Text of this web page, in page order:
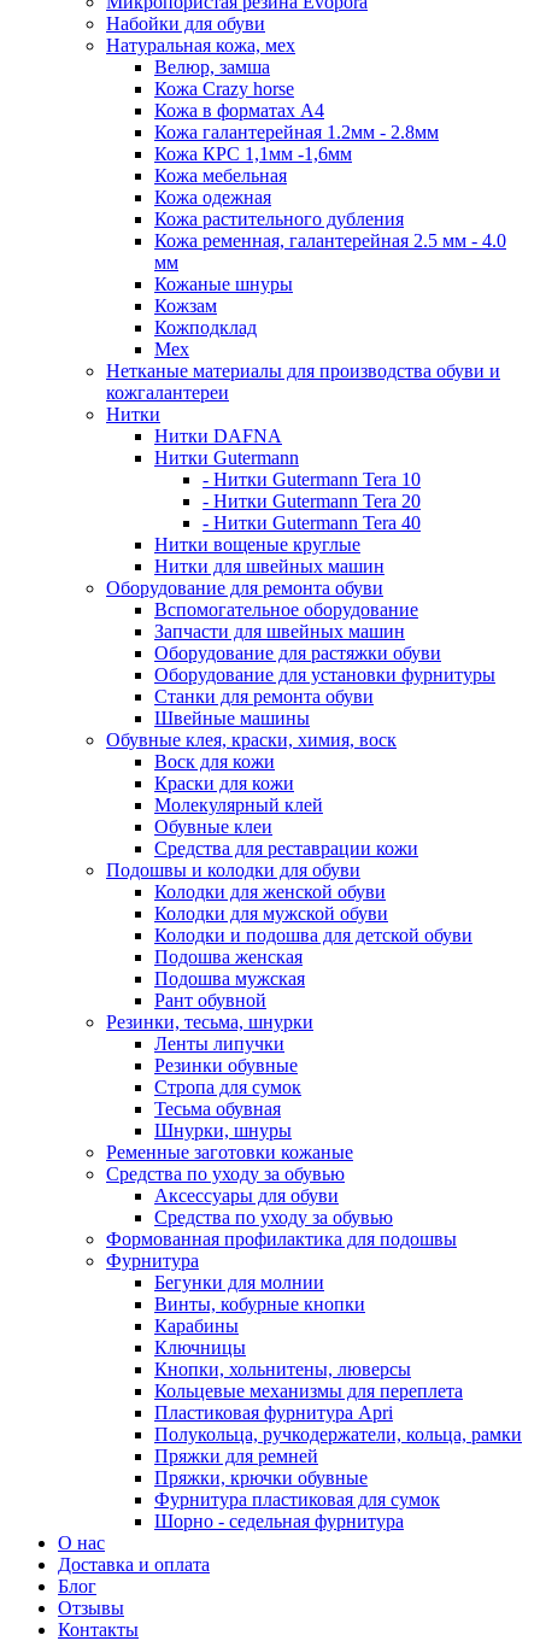
Набойки для обуви
Натуральная кожа, мех
Велюр, замша
Кожа Crazy horse
Кожа в форматах А4
Кожа галантерейная 1.2мм - 2.8мм
Кожа КРС 1,1мм -1,6мм
Кожа мебельная
Кожа одежная
Кожа растительного дубления
Кожа ременная, галантерейная 2.5 мм - 4.0
мм
Кожаные шнуры
Кожзам
Кожподклад
Мех
Нетканые материалы для производства обуви и
кожгалантереи
Нитки
Нитки DAFNA
Нитки Gutermann
- Нитки Gutermann Tera 10
- Нитки Gutermann Tera 20
- Нитки Gutermann Tera 40
Нитки вощеные круглые
Нитки для швейных машин
Оборудование для ремонта обуви
Вспомогательное оборудование
Запчасти для швейных машин
Оборудование для растяжки обуви
Оборудование для установки фурнитуры
Станки для ремонта обуви
Швейные машины
Обувные клея, краски, химия, воск
Воск для кожи
Краски для кожи
Молекулярный клей
Обувные клеи
Средства для реставрации кожи
Подошвы и колодки для обуви
Колодки для женской обуви
Колодки для мужской обуви
Колодки и подошва для детской обуви
Подошва женская
Подошва мужская
Рант обувной
Резинки, тесьма, шнурки
Ленты липучки
Резинки обувные
Стропа для сумок
Тесьма обувная
Шнурки, шнуры
Ременные заготовки кожаные
Средства по уходу за обувью
Аксессуары для обуви
Средства по уходу за обувью
Формованная профилактика для подошвы
Фурнитура
Бегунки для молнии
Винты, кобурные кнопки
Карабины
Ключницы
Кнопки, хольнитены, люверсы
Кольцевые механизмы для переплета
Пластиковая фурнитура Apri
Полукольца, ручкодержатели, кольца, рамки
Пряжки для ремней
Пряжки, крючки обувные
Фурнитура пластиковая для сумок
Шорно - седельная фурнитура
О нас
Доставка и оплата
Блог
Отзывы
Контакты